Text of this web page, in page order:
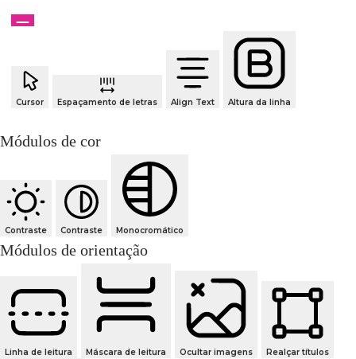
Cursor Espaçamento de letras Align Text Altura da linha
Módulos de cor
Contraste Contraste Monocromático
Módulos de orientação
Linha de leitura Máscara de leitura Ocultar imagens Realçar títulos